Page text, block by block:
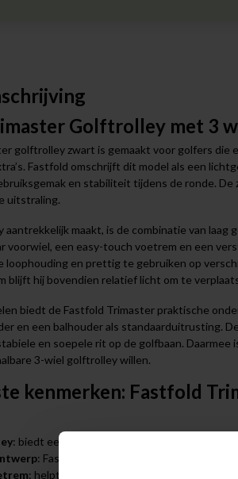
Golftrolley met 3
golftrolley zwart is gemaakt voor golfers die
Fastfold omschrijft dit model als een
en stabiliteit tijdens de ronde.
uitstraling.
aantrekkelijk maakt, is de combinatie van
voorwiel, een easy-touch voetrem en een
loophouding en prettig te gebruiken op
blijft hij bovendien relatief licht om te
biedt de Fastfold Trimaster praktische
en een balhouder als standaarduitrusting.
en soepele rit op de golfbaan.
3-wiel golftrolley willen.
kenmerken: Fastfold
: biedt een stabiele basis en prettig rijcomfort
: Fastfold noemt een gewicht van 5560
: helpt om de trolley eenvoudig op zijn plek